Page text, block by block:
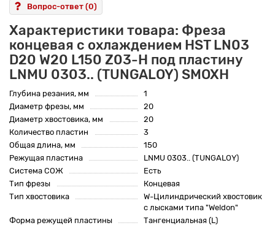
Вопрос-ответ (0)
Характеристики товара: Фреза
концевая с охлаждением HST LN03
D20 W20 L150 Z03-H под пластину
LNMU 0303.. (TUNGALOY) SMOXH
Глубина резания, мм
1
Диаметр фрезы, мм
20
Диаметр хвостовика, мм
20
Количество пластин
3
Общая длина, мм
150
Режущая пластина
LNMU 0303.. (TUNGALOY)
Система СОЖ
Есть
Тип фрезы
Концевая
Тип хвостовика
W-Цилиндрический хвостовик
с лысками типа "Weldon"
Форма режущей пластины
Тангенциальная (L)